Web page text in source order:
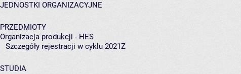
JEDNOSTKI ORGANIZACYJNE
PRZEDMIOTY
Organizacja produkcji - HES
Szczegóły rejestracji w cyklu 2021Z
STUDIA